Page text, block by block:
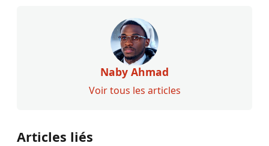
Naby Ahmad
Voir tous les articles
Articles liés